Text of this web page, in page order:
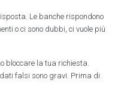
Le banche rispondono
o ci sono dubbi, ci vuole più
bloccare la tua richiesta.
falsi sono gravi. Prima di